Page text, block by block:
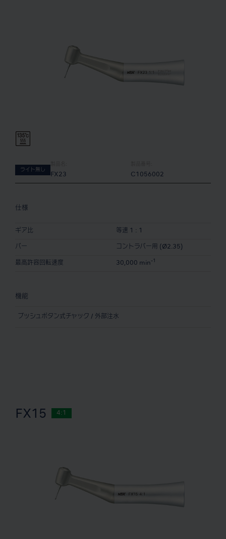
ライト無し
FX23 C1056002
仕様
ギア比 等速 1 : 1
バー コントラバー用 (Ø2.35)
最高許容回転速度 30,000 min -1
機能
プッシュボタン式チャック / 外部注水
FX15 4:1